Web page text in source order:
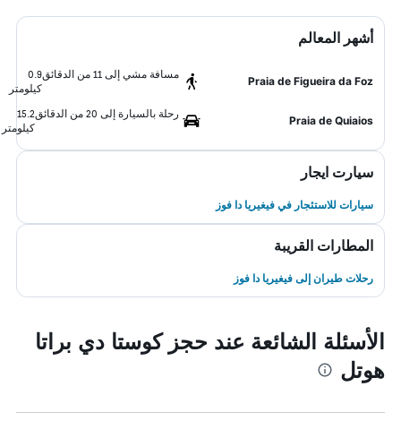
أشهر المعالم
Praia de Figueira da Foz
مسافة مشي إلى 11 من الدقائق
0.9
كيلومتر
Praia de Quiaios
رحلة بالسيارة إلى 20 من الدقائق
15.2
كيلومتر
سيارت ايجار
سيارات للاستئجار في فيغيريا دا فوز
المطارات القريبة
رحلات طيران إلى فيغيريا دا فوز
الأسئلة الشائعة عند حجز كوستا دي براتا
هوتل